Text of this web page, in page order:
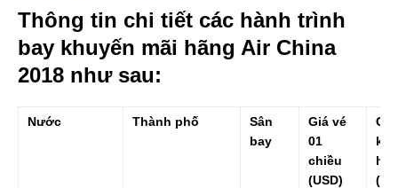
Thông tin chi tiết các hành trình
bay khuyến mãi hãng Air China
2018 như sau:
Nước Thành phố
Sân
bay
Giá vé
01
chiều
(USD)
hồi